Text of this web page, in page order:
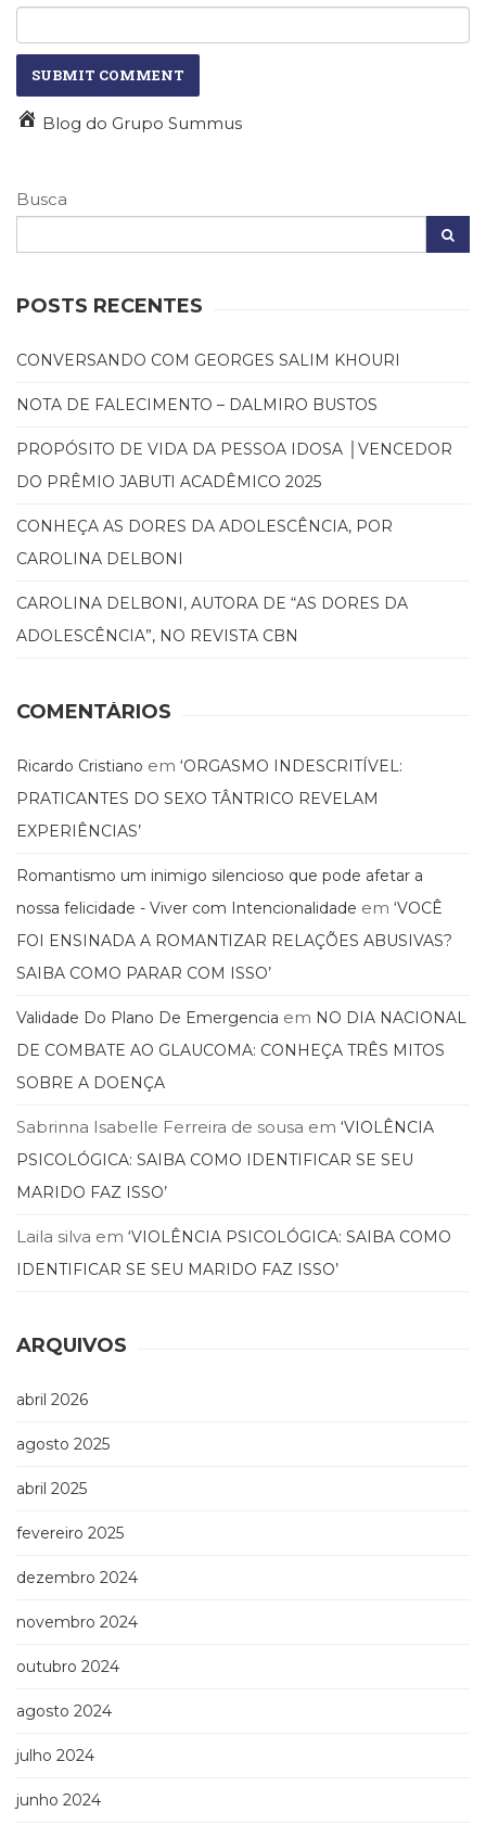
Blog do Grupo Summus
Busca
POSTS RECENTES
CONVERSANDO COM GEORGES SALIM KHOURI
NOTA DE FALECIMENTO – DALMIRO BUSTOS
PROPÓSITO DE VIDA DA PESSOA IDOSA │VENCEDOR
DO PRÊMIO JABUTI ACADÊMICO 2025
CONHEÇA AS DORES DA ADOLESCÊNCIA, POR
CAROLINA DELBONI
CAROLINA DELBONI, AUTORA DE “AS DORES DA
ADOLESCÊNCIA”, NO REVISTA CBN
COMENTÁRIOS
Ricardo Cristiano em ‘ORGASMO INDESCRITÍVEL:
PRATICANTES DO SEXO TÂNTRICO REVELAM
EXPERIÊNCIAS’
Romantismo um inimigo silencioso que pode afetar a
nossa felicidade - Viver com Intencionalidade em ‘VOCÊ
FOI ENSINADA A ROMANTIZAR RELAÇÕES ABUSIVAS?
SAIBA COMO PARAR COM ISSO’
Validade Do Plano De Emergencia em NO DIA NACIONAL
DE COMBATE AO GLAUCOMA: CONHEÇA TRÊS MITOS
SOBRE A DOENÇA
Sabrinna Isabelle Ferreira de sousa em ‘VIOLÊNCIA
PSICOLÓGICA: SAIBA COMO IDENTIFICAR SE SEU
MARIDO FAZ ISSO’
Laila silva em ‘VIOLÊNCIA PSICOLÓGICA: SAIBA COMO
IDENTIFICAR SE SEU MARIDO FAZ ISSO’
ARQUIVOS
abril 2026
agosto 2025
abril 2025
fevereiro 2025
dezembro 2024
novembro 2024
outubro 2024
agosto 2024
julho 2024
junho 2024